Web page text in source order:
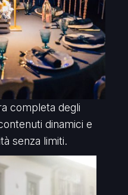
completa degli
dinamici e
senza limiti.